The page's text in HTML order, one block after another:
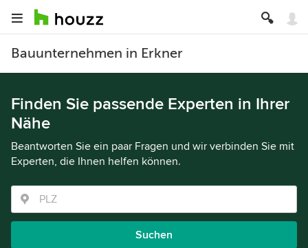
Bauunternehmen in Erkner
Finden Sie passende Experten in Ihrer
Nähe
Beantworten Sie ein paar Fragen und wir verbinden Sie mit
Experten, die Ihnen helfen können.
Suchen